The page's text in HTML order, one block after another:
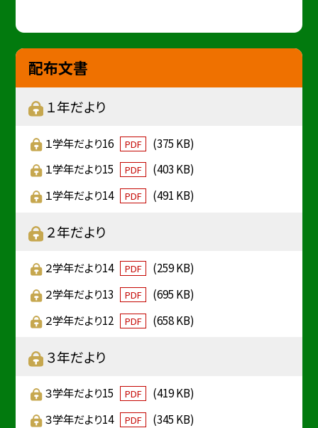
配布文書
１年だより
１学年だより16 PDF
(375 KB)
１学年だより15
PDF
(403 KB)
１学年だより14
PDF (491 KB)
２年だより
２学年だより14 PDF
(259 KB)
２学年だより13
PDF
(695 KB)
２学年だより12
PDF (658 KB)
３年だより
３学年だより15 PDF
(419 KB)
３学年だより14
PDF
(345 KB)